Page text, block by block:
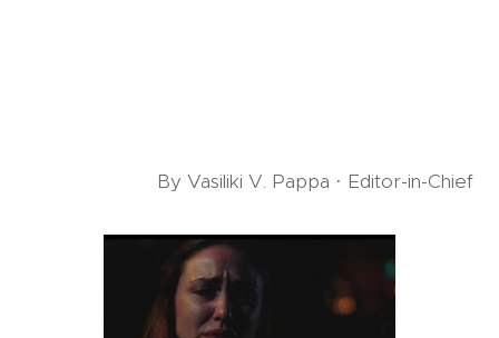
By Vasiliki V. Pappa · Editor-in-Chief